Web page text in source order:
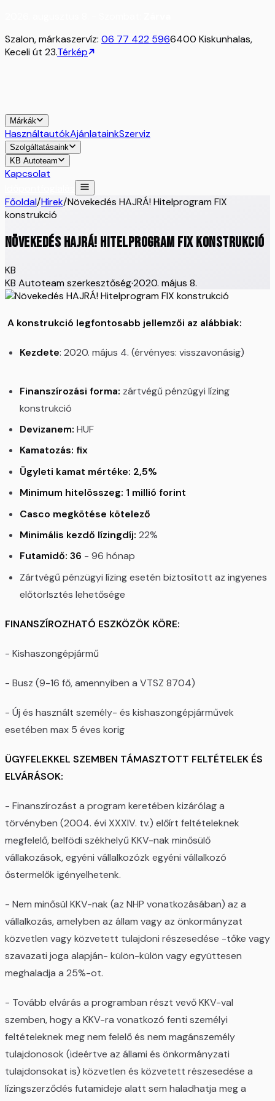
Szalon, márkaszervíz: 06 77 422 5966400 Kiskunhalas,
Keceli út 23.Térkép
Márkák
HasználtautókAjánlatainkSzerviz
Szolgáltatásaink
KB Autoteam
Kapcsolat
Főoldal/Hírek/Növekedés HAJRÁ! Hitelprogram FIX
konstrukció
Növekedés HAJRÁ! Hitelprogram FIX konstrukció
KB
KB Autoteam szerkesztőség·2020. május 8.
A konstrukció legfontosabb jellemzői az alábbiak:
Kezdete: 2020. május 4. (érvényes: visszavonásig)
Finanszírozási forma: zártvégű pénzügyi lízing
konstrukció
Devizanem: HUF
Kamatozás: fix
Ügyleti kamat mértéke: 2,5%
Minimum hitelösszeg: 1 millió forint
Casco megkötése kötelező
Minimális kezdő lízingdíj: 22%
Futamidő: 36 - 96 hónap
Zártvégű pénzügyi lízing esetén biztosított az ingyenes
előtörlsztés lehetősége
FINANSZÍROZHATÓ ESZKÖZÖK KÖRE:
- Kishaszongépjármű
- Busz (9-16 fő, amennyiben a VTSZ 8704)
- Új és használt személy- és kishaszongépjárművek
esetében max 5 éves korig
ÜGYFELEKKEL SZEMBEN TÁMASZTOTT FELTÉTELEK ÉS
ELVÁRÁSOK:
- Finanszírozást a program keretében kizárólag a
törvényben (2004. évi XXXIV. tv.) előírt feltételeknek
megfelelő, belfödi székhelyű KKV-nak minősülő
vállakozások, egyéni vállalkozózk egyéni vállalkozó
őstermelők igényelhetenk.
- Nem minősül KKV-nak (az NHP vonatkozásában) az a
vállalkozás, amelyben az állam vagy az önkormányzat
közvetlen vagy közvetett tulajdoni részesedése -tőke vagy
szavazati joga alapján- külön-külön vagy együttesen
meghaladja a 25%-ot.
- Tovább elvárás a programban részt vevő KKV-val
szemben, hogy a KKV-ra vonatkozó fenti személyi
feltételeknek meg nem felelő és nem magánszemély
tulajdonosok (ideértve az állami és önkormányzati
tulajdonsokat is) közvetlen és közvetett részesedése a
lízingszerződés futamideje alatt sem haladhatja meg a